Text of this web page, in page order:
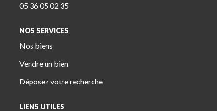
05 36 05 02 35
NOS SERVICES
Nos biens
Vendre un bien
Déposez votre recherche
LIENS UTILES